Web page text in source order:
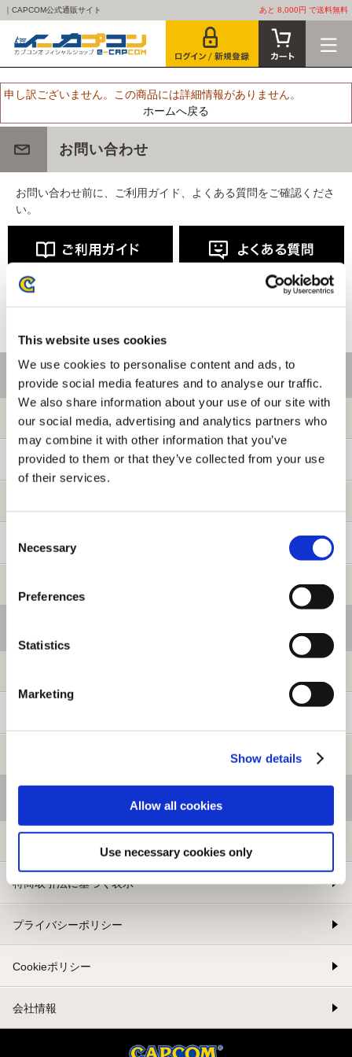
This website uses cookies
We use cookies to personalise content and ads, to
provide social media features and to analyse our traffic.
We also share information about your use of our site with
our social media, advertising and analytics partners who
may combine it with other information that you’ve
provided to them or that they’ve collected from your use
of their services.
Selection
Necessary
Preferences
Statistics
Marketing
Show details
Allow all cookies
Use necessary cookies only
｜CAPCOM公式通販サイト あと 8,000円 で送料無料
申し訳ございません。この商品には詳細情報がありません。
ホームへ戻る
お問い合わせ
お問い合わせ前に、ご利用ガイド、よくある質問をご確認くださ
い。
ご利用情報
初めての方へ
ご利用ガイド
お問い合わせ
特商取引法に基づく表示
プライバシーポリシー
Cookieポリシー
会社情報